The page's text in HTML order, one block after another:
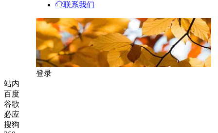
联系我们
登录
站内
百度
谷歌
必应
搜狗